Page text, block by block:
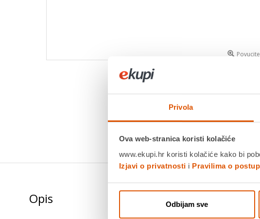
Privola
Ova web-stranica koristi kolačiće
www.ekupi.hr koristi kolačiće kako bi
Izjavi o privatnosti i Pravilima o
Odbijam sve
Opis